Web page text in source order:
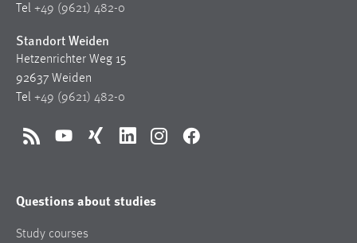
Tel +49 (9621) 482-0
Standort Weiden
Hetzenrichter Weg 15
92637 Weiden
Tel +49 (9621) 482-0
RSS YouTubeXing LinkedInInstagramFacebook
Questions about studies
Study courses